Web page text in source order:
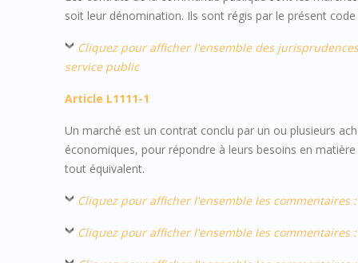
soit leur dénomination. Ils sont régis par le présent
Cliquez pour afficher l'ensemble des
service public
Article L1111-1
Un marché est un contrat conclu par un ou plusieurs
économiques, pour répondre à leurs besoins en
tout équivalent.
Cliquez pour afficher l'ensemble les commentaires
Cliquez pour afficher l'ensemble les